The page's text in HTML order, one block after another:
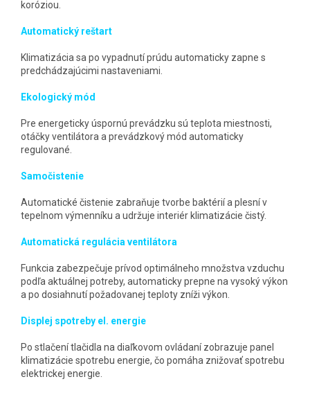
koróziou.
Automatický reštart
Klimatizácia sa po vypadnutí prúdu automaticky zapne s
predchádzajúcimi nastaveniami.
Ekologický mód
Pre energeticky úspornú prevádzku sú teplota miestnosti,
otáčky ventilátora a prevádzkový mód automaticky
regulované.
Samočistenie
Automatické čistenie zabraňuje tvorbe baktérií a plesní v
tepelnom výmenníku a udržuje interiér klimatizácie čistý.
Automatická regulácia ventilátora
Funkcia zabezpečuje prívod optimálneho množstva vzduchu
podľa aktuálnej potreby, automaticky prepne na vysoký výkon
a po dosiahnutí požadovanej teploty zníži výkon.
Displej spotreby el. energie
Po stlačení tlačidla na diaľkovom ovládaní zobrazuje panel
klimatizácie spotrebu energie, čo pomáha znižovať spotrebu
elektrickej energie.